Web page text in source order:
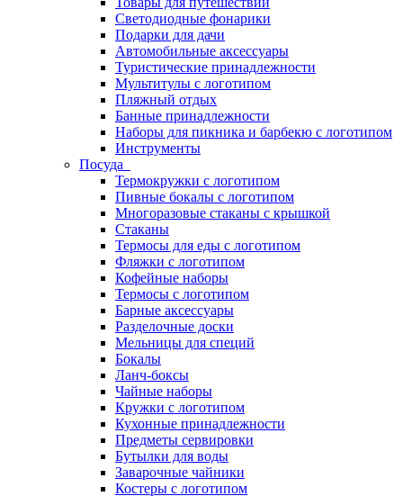
Светодиодные фонарики
Подарки для дачи
Автомобильные аксессуары
Туристические принадлежности
Мультитулы с логотипом
Пляжный отдых
Банные принадлежности
Наборы для пикника и барбекю с логотипом
Инструменты
Посуда
Термокружки с логотипом
Пивные бокалы с логотипом
Многоразовые стаканы с крышкой
Стаканы
Термосы для еды с логотипом
Фляжки с логотипом
Кофейные наборы
Термосы с логотипом
Барные аксессуары
Разделочные доски
Мельницы для специй
Бокалы
Ланч-боксы
Чайные наборы
Кружки с логотипом
Кухонные принадлежности
Предметы сервировки
Бутылки для воды
Заварочные чайники
Костеры с логотипом